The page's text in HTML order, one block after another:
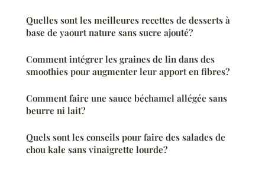
Quelles sont les meilleures recettes de desserts à
base de yaourt nature sans sucre ajouté?
Comment intégrer les graines de lin dans des
smoothies pour augmenter leur apport en fibres?
Comment faire une sauce béchamel allégée sans
beurre ni lait?
Quels sont les conseils pour faire des salades de
chou kale sans vinaigrette lourde?